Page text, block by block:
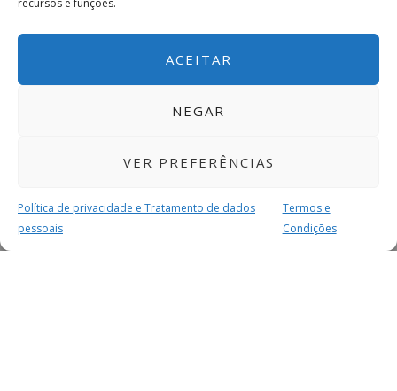
recursos e funções.
ACEITAR
NEGAR
VER PREFERÊNCIAS
Política de privacidade e Tratamento de dados
pessoais
Termos e
Condições